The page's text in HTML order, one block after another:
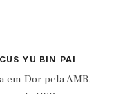
YU BIN PAI
em Dor pela AMB.